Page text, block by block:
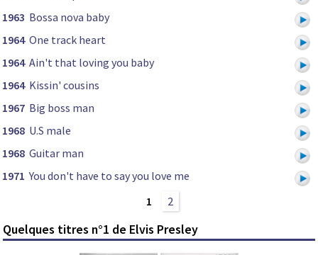
1963 Bossa nova baby
1964 One track heart
1964 Ain't that loving you baby
1964 Kissin' cousins
1967 Big boss man
1968 U.S male
1968 Guitar man
1971 You don't have to say you love me
1
2
Quelques titres n°1 de Elvis Presley